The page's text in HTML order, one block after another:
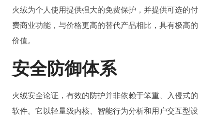
火绒为个人使用提供强大的免费保护，并提供可选的付
费商业功能，与价格更高的替代产品相比，具有极高的
价值。
安全防御体系
火绒安全论证，有效的防护并非依赖于笨重、入侵式的
软件。它以轻量级内核、智能行为分析和用户交互型设